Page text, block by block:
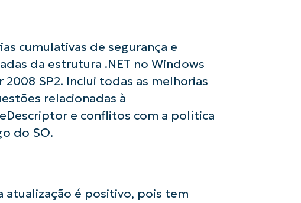
cumulativas de segurança e
da estrutura .NET no Windows
2008 SP2. Inclui todas as melhorias
relacionadas à
e conflitos com a política
do SO.
atualização é positivo, pois tem
and
last
name*
Business
email*
Phone
Company
name*